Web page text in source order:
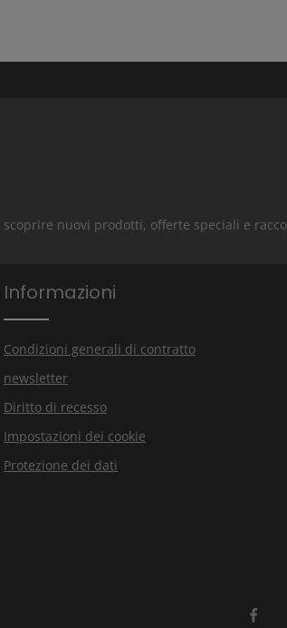
nuovi prodotti, offerte speciali e
Informazioni
Condizioni generali di contratto
newsletter
Diritto di recesso
Impostazioni dei cookie
Protezione dei dati